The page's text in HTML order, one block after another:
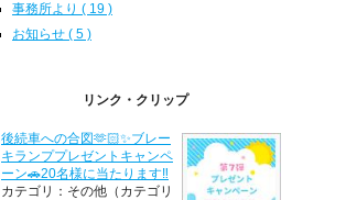
事務所より ( 19 )
お知らせ ( 5 )
リンク・クリップ
後続車への合図🫶🏻✨ブレー
キランププレゼントキャンペ
ーン🚗20名様に当たります‼️
カテゴリ：その他（カテゴリ